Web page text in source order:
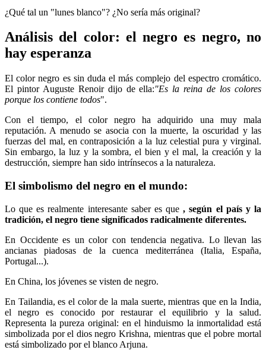
¿Qué tal un "lunes blanco"? ¿No sería más original?
Análisis del color: el negro es negro, no
hay esperanza
El color negro es sin duda el más complejo del espectro cromático.
El pintor Auguste Renoir dijo de ella:"Es la reina de los colores
porque los contiene todos".
Con el tiempo, el color negro ha adquirido una muy mala
reputación. A menudo se asocia con la muerte, la oscuridad y las
fuerzas del mal, en contraposición a la luz celestial pura y virginal.
Sin embargo, la luz y la sombra, el bien y el mal, la creación y la
destrucción, siempre han sido intrínsecos a la naturaleza.
El simbolismo del negro en el mundo:
Lo que es realmente interesante saber es que, según el país y la
tradición, el negro tiene significados radicalmente diferentes.
En Occidente es un color con tendencia negativa. Lo llevan las
ancianas piadosas de la cuenca mediterránea (Italia, España,
Portugal...).
En China, los jóvenes se visten de negro.
En Tailandia, es el color de la mala suerte, mientras que en la India,
el negro es conocido por restaurar el equilibrio y la salud.
Representa la pureza original: en el hinduismo la inmortalidad está
simbolizada por el dios negro Krishna, mientras que el pobre mortal
está simbolizado por el blanco Arjuna.